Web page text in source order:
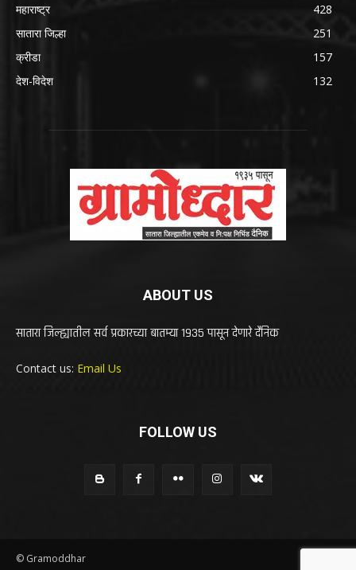
महाराष्ट्र
428
सातारा जिल्हा
251
क्रीडा
157
देश-विदेश
132
ABOUT US
सातारा जिल्ह्यातील सर्व प्रकारच्या बातम्या 1935 पासून देणारे दैनिक
Contact us: Email Us
FOLLOW US
© Gramoddhar